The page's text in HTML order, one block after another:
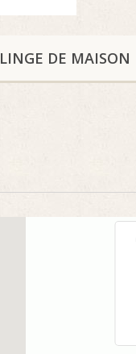
LINGE DE MAISON